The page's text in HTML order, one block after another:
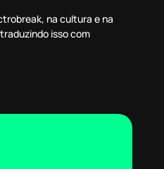
na cultura e na
isso com